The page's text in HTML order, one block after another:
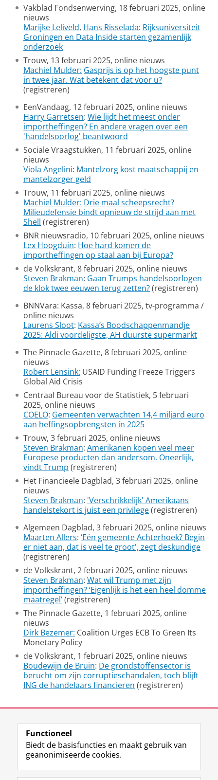
Vakblad Fondsenwerving, 18 februari 2025, online
nieuws
Marijke Leliveld, Hans Risselada: Rijksuniversiteit
Groningen en Data Inside starten gezamenlijk
onderzoek
Trouw, 13 februari 2025, online nieuws
Machiel Mulder: Gasprijs is op het hoogste punt
in twee jaar. Wat betekent dat voor u?
(registreren)
EenVandaag, 12 februari 2025, online nieuws
Harry Garretsen: Wie lijdt het meest onder
importheffingen? En andere vragen over een
'handelsoorlog' beantwoord
Sociale Vraagstukken, 11 februari 2025, online
nieuws
Viola Angelini: Mantelzorg kost maatschappij en
mantelzorger geld
Trouw, 11 februari 2025, online nieuws
Machiel Mulder: Drie maal scheepsrecht?
Milieudefensie bindt opnieuw de strijd aan met
Shell (registreren)
BNR nieuwsradio, 10 februari 2025, online nieuws
Lex Hoogduin: Hoe hard komen de
importheffingen op staal aan bij Europa?
de Volkskrant, 8 februari 2025, online nieuws
Steven Brakman: Gaan Trumps handelsoorlogen
de klok twee eeuwen terug zetten?(registreren)
BNNVara: Kassa, 8 februari 2025, tv-programma /
online nieuws
Laurens Sloot: Kassa’s Boodschappenmandje
2025: Aldi voordeligste, AH duurste supermarkt
The Pinnacle Gazette, 8 februari 2025, online
nieuws
Robert Lensink: USAID Funding Freeze Triggers
Global Aid Crisis
Centraal Bureau voor de Statistiek, 5 februari
2025, online nieuws
COELO: Gemeenten verwachten 14,4 miljard euro
aan heffingsopbrengsten in 2025
Trouw, 3 februari 2025, online nieuws
Steven Brakman: Amerikanen kopen veel meer
Europese producten dan andersom. Oneerlijk,
vindt Trump (registreren)
Het Financieele Dagblad, 3 februari 2025, online
nieuws
Steven Brakman: 'Verschrikkelijk' Amerikaans
handelstekort is juist een privilege(registreren)
Algemeen Dagblad, 3 februari 2025, online nieuws
Maarten Allers: ‘Eén gemeente Achterhoek? Begin
er niet aan, dat is veel te groot', zegt deskundige
(registreren)
de Volkskrant, 2 februari 2025, online nieuws
Steven Brakman: Wat wil Trump met zijn
importheffingen? ‘Eigenlijk is het een heel domme
maatregel’(registreren)
The Pinnacle Gazette, 1 februari 2025, online
nieuws
Dirk Bezemer: Coalition Urges ECB To Green Its
Monetary Policy
de Volkskrant, 1 februari 2025, online nieuws
Boudewijn de Bruin: De grondstoffensector is
berucht om zijn corruptieschandalen, toch blijft
ING de handelaars financieren (registreren)
View this page in:English
Volg de RUG
F
L
R I
Y
Functioneel
Biedt de basisfuncties en maakt gebruik van
geanonimiseerde cookies.